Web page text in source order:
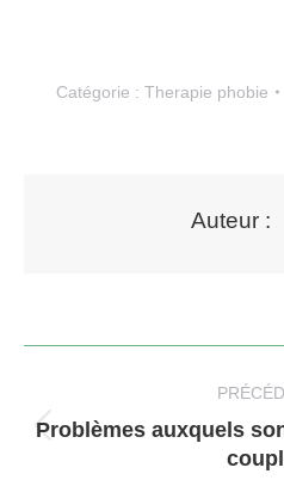
Catégorie : Therapie phobie
Auteur :
Problèmes auxquels